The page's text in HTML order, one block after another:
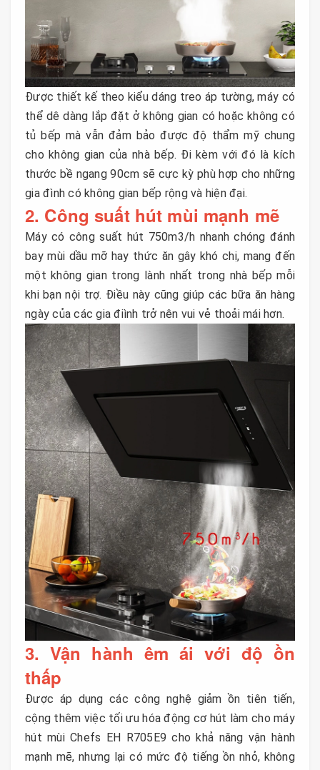
Được thiết kế theo kiểu dáng treo áp tường, máy có
thể dê dàng lắp đặt ở không gian có hoặc không có
tủ bếp mà vẫn đảm bảo được độ thẩm mỹ chung
cho không gian của nhà bếp. Đi kèm với đó là kích
thước bề ngang 90cm sẽ cực kỳ phù hợp cho những
gia đình có không gian bếp rộng và hiện đại.
2. Công suất hút mùi mạnh mẽ
Máy có công suất hút 750m3/h nhanh chóng đánh
bay mùi dầu mỡ hay thức ăn gây khó chị, mang đến
một không gian trong lành nhất trong nhà bếp mỗi
khi bạn nội trợ. Điều này cũng giúp các bữa ăn hàng
ngày của các gia điình trở nên vui vẻ thoải mái hơn.
3. Vận hành êm ái với độ ồn
thấp
Được áp dụng các công nghệ giảm ồn tiên tiến,
cộng thêm việc tối ưu hóa động cơ hút làm cho máy
hút mùi Chefs EH R705E9 cho khả năng vận hành
mạnh mẽ, nhưng lại có mức độ tiếng ồn nhỏ, không